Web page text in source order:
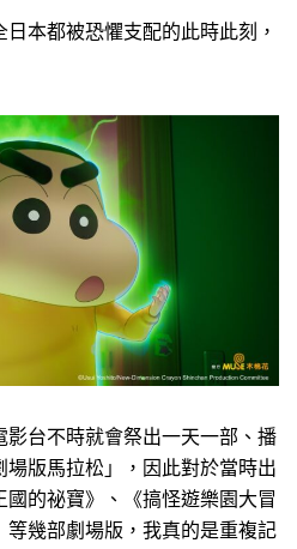
本都被恐懼支配的此時此刻，
台不時就會祭出一天一部、播
版馬拉松」，因此對於當時出
的祕寶》、《搞怪遊樂園大冒
等幾部劇場版，我真的是重複記